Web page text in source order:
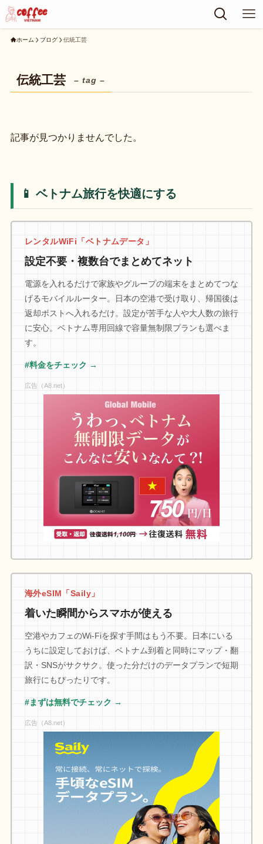
ホーム ブログ 伝統工芸
伝統工芸 – tag –
記事が見つかりませんでした。
📱 ベトナム旅行を快適にする
レンタルWiFi「ベトナムデータ」
設定不要・複数台でまとめてネット
電源を入れるだけで家族やグループの端末をまとめてつな
げるモバイルルーター。日本の空港で受け取り、帰国後は
返却ポストへ入れるだけ。設定が苦手な人や大人数の旅行
に安心。ベトナム専用回線で容量無制限プランも選べま
す。
#料金をチェック →
広告（A8.net）
海外eSIM「Saily」
着いた瞬間からスマホが使える
空港やカフェのWi-Fiを探す手間はもう不要。日本にいる
うちに設定しておけば、ベトナム到着と同時にマップ・翻
訳・SNSがサクサク。使った分だけのデータプランで短期
旅行にもぴったりです。
#まずは無料でチェック →
広告（A8.net）